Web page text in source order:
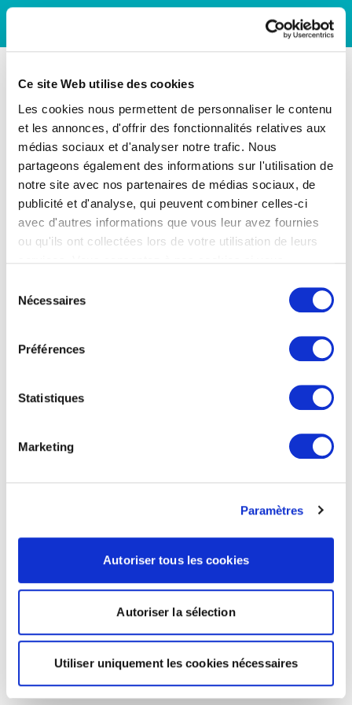
Ce site Web utilise des cookies
Les cookies nous permettent de personnaliser le contenu
et les annonces, d'offrir des fonctionnalités relatives aux
médias sociaux et d'analyser notre trafic. Nous
partageons également des informations sur l'utilisation de
notre site avec nos partenaires de médias sociaux, de
publicité et d'analyse, qui peuvent combiner celles-ci
avec d'autres informations que vous leur avez fournies
ou qu'ils ont collectées lors de votre utilisation de leurs
Nécessaires
Préférences
Statistiques
Marketing
Paramètres
Autoriser tous les cookies
Autoriser la sélection
Utiliser uniquement les cookies nécessaires